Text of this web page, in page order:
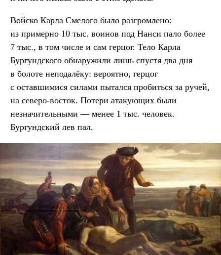
Войско Карла Смелого было разгромлено:
из примерно 10 тыс. воинов под Нанси пало более
7 тыс., в том числе и сам герцог. Тело Карла
Бургундского обнаружили лишь спустя два дня
в болоте неподалёку: вероятно, герцог
с оставшимися силами пытался пробиться за ручей,
на северо-восток. Потери атакующих были
незначительными — менее 1 тыс. человек.
Бургундский лев пал.